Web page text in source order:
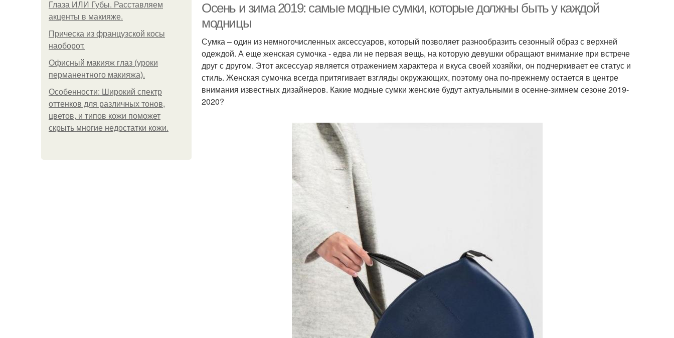
Глаза ИЛИ Губы. Расставляем
акценты в макияже.
Прическа из французской косы
наоборот.
Офисный макияж глаз (уроки
перманентного макияжа).
Особенности: Широкий спектр
оттенков для различных тонов,
цветов, и типов кожи поможет
скрыть многие недостатки кожи.
Осень и зима 2019: самые модные сумки, которые должны быть у каждой
модницы
Сумка – один из немногочисленных аксессуаров, который позволяет разнообразить сезонный образ с верхней
одеждой. А еще женская сумочка - едва ли не первая вещь, на которую девушки обращают внимание при встрече
друг с другом. Этот аксессуар является отражением характера и вкуса своей хозяйки, он подчеркивает ее статус и
стиль. Женская сумочка всегда притягивает взгляды окружающих, поэтому она по-прежнему остается в центре
внимания известных дизайнеров. Какие модные сумки женские будут актуальными в осенне-зимнем сезоне 2019-
2020?